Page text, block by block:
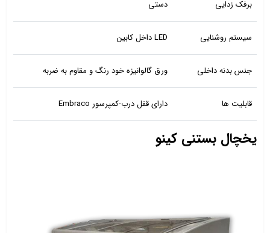
برفک زدایی دستی
سیستم روشنایی LED داخل کابین
جنس بدنه داخلی ورق گالوانیزه خود رنگ و مقاوم به ضربه
قابلیت ها دارای قفل درب-کمپرسور Embraco
یخچال بستنی کینو